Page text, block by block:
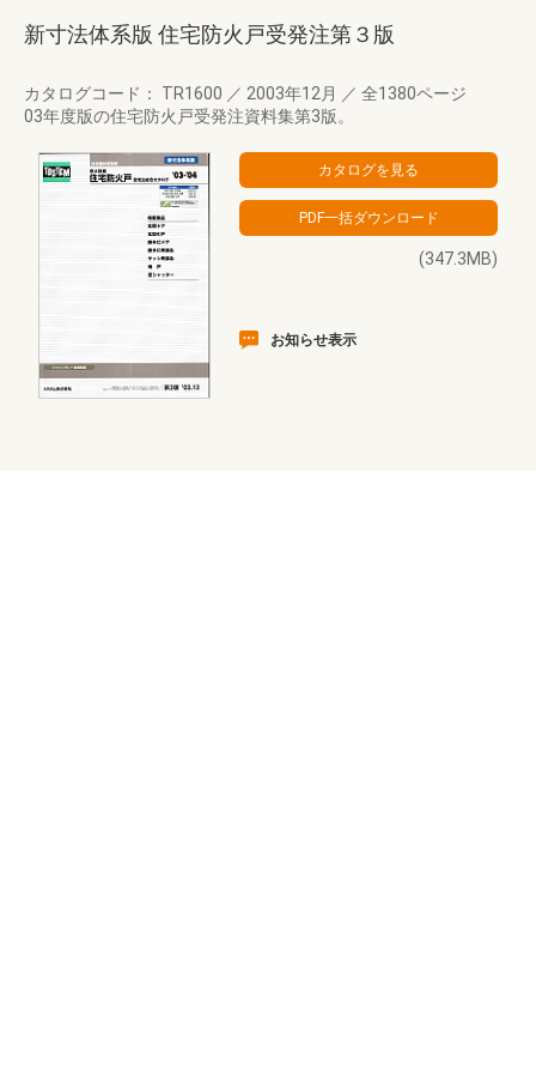
新寸法体系版 住宅防火戸受発注第３版
カタログコード： TR1600 ／ 2003年12月 ／ 全1380ページ
03年度版の住宅防火戸受発注資料集第3版。
(347.3MB)
お知らせ表示